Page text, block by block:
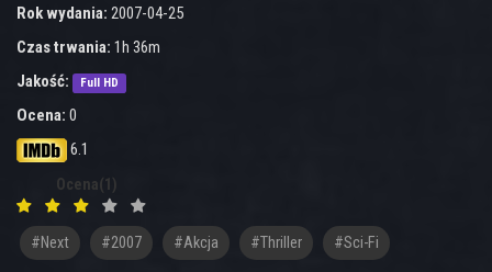
Rok wydania: 2007-04-25
Czas trwania: 1h 36m
Jakość:
Full HD
Ocena: 0
6.1
Ocena(1)
#next #2007 #Akcja #Thriller #Sci-Fi